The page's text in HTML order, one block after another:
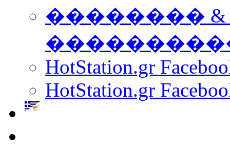
��������
HotStation.gr
HotStation.gr